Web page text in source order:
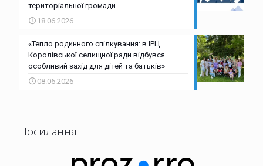
територіальної громади
18.06.2026
«Тепло родинного спілкування: в ІРЦ
Королівської селищної ради відбувся
особливий захід для дітей та батьків»
08.06.2026
Посилання